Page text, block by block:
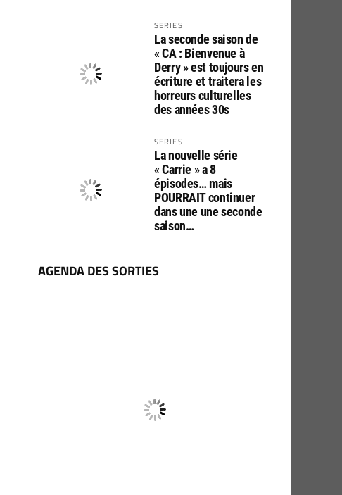
SERIES
La seconde saison de
« CA : Bienvenue à
Derry » est toujours en
écriture et traitera les
horreurs culturelles
des années 30s
SERIES
La nouvelle série
« Carrie » a 8
épisodes… mais
POURRAIT continuer
dans une une seconde
saison…
AGENDA DES SORTIES